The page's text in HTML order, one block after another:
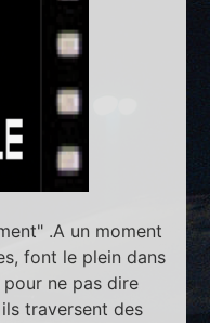
.A un moment
font le plein dans
ne pas dire
traversent des